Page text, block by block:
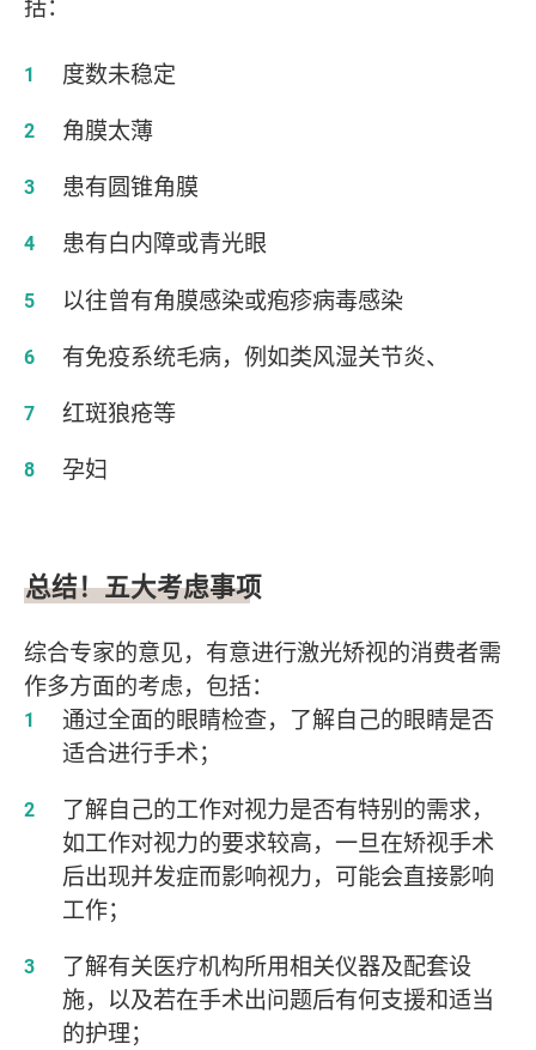
括：
度数未稳定
角膜太薄
患有圆锥角膜
患有白内障或青光眼
以往曾有角膜感染或疱疹病毒感染
有免疫系统毛病，例如类风湿关节炎、
红斑狼疮等
孕妇
总结！五大考虑事项
综合专家的意见，有意进行激光矫视的消费者需
作多方面的考虑，包括：
通过全面的眼睛检查，了解自己的眼睛是否
适合进行手术；
了解自己的工作对视力是否有特别的需求，
如工作对视力的要求较高，一旦在矫视手术
后出现并发症而影响视力，可能会直接影响
工作；
了解有关医疗机构所用相关仪器及配套设
施，以及若在手术出问题后有何支援和适当
的护理；